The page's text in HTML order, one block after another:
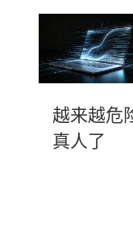
越来越危
真人了